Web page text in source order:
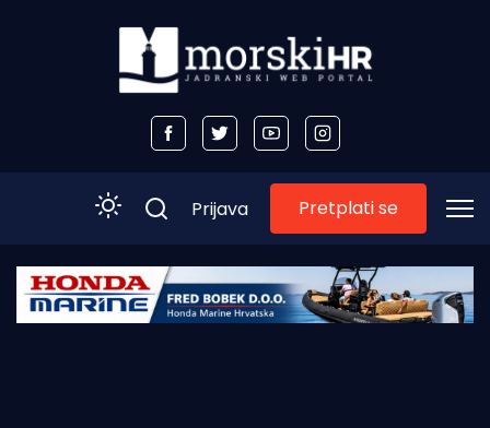
Početna
Prijava Pretplati se